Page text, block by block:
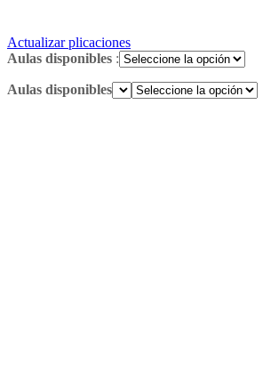
Actualizar plicaciones
Aulas disponibles :
Aulas disponibles